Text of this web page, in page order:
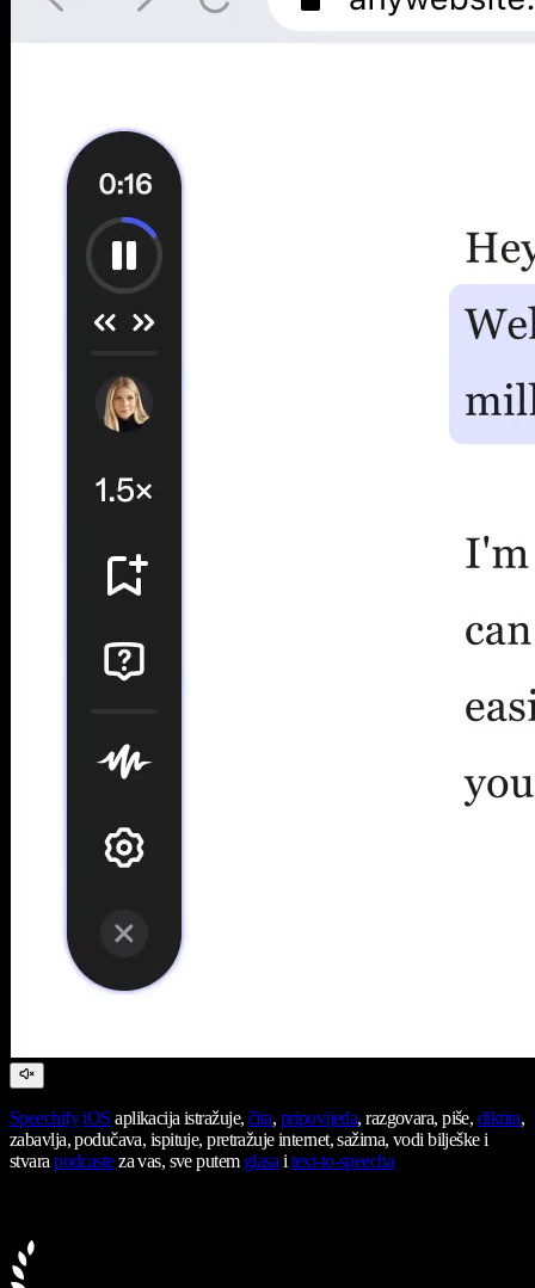
Speechify iOS aplikacija istražuje, čita, pripovijeda, razgovara, piše, diktira,
zabavlja, podučava, ispituje, pretražuje internet, sažima, vodi bilješke i
stvarapodcasteza vas, sve putem glasaitext-to-speecha